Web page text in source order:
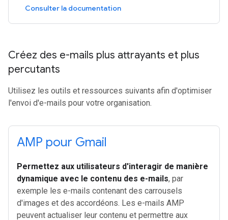
Consulter la documentation
Créez des e-mails plus attrayants et plus
percutants
Utilisez les outils et ressources suivants afin d'optimiser
l'envoi d'e-mails pour votre organisation.
AMP pour Gmail
Permettez aux utilisateurs d'interagir de manière
dynamique avec le contenu des e-mails, par
exemple les e-mails contenant des carrousels
d'images et des accordéons. Les e-mails AMP
peuvent actualiser leur contenu et permettre aux